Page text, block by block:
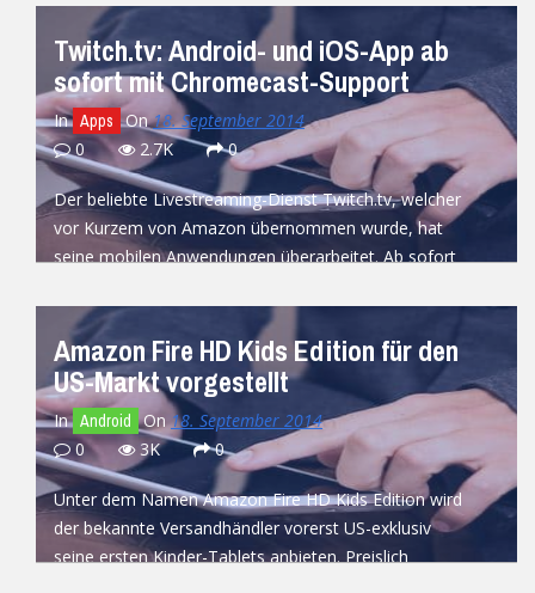
Twitch.tv: Android- und iOS-App ab
sofort mit Chromecast-Support
In Apps On18. September 2014
0
2.7K 0
Der beliebte Livestreaming-Dienst Twitch.tv, welcher
vor Kurzem von Amazon übernommen wurde, hat
seine mobilen Anwendungen überarbeitet. Ab sofort
READ MORE
Amazon Fire HD Kids Edition für den
US-Markt vorgestellt
In Android On18. September 2014
0
3K 0
Unter dem Namen Amazon Fire HD Kids Edition wird
der bekannte Versandhändler vorerst US-exklusiv
seine ersten Kinder-Tablets anbieten. Preislich